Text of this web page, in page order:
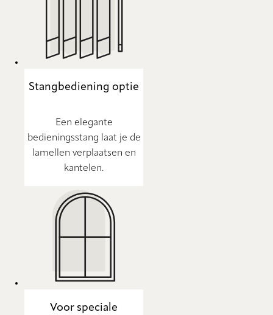
Stangbediening optie
Een elegante
bedieningsstang laat je de
lamellen verplaatsen en
kantelen.
Voor speciale